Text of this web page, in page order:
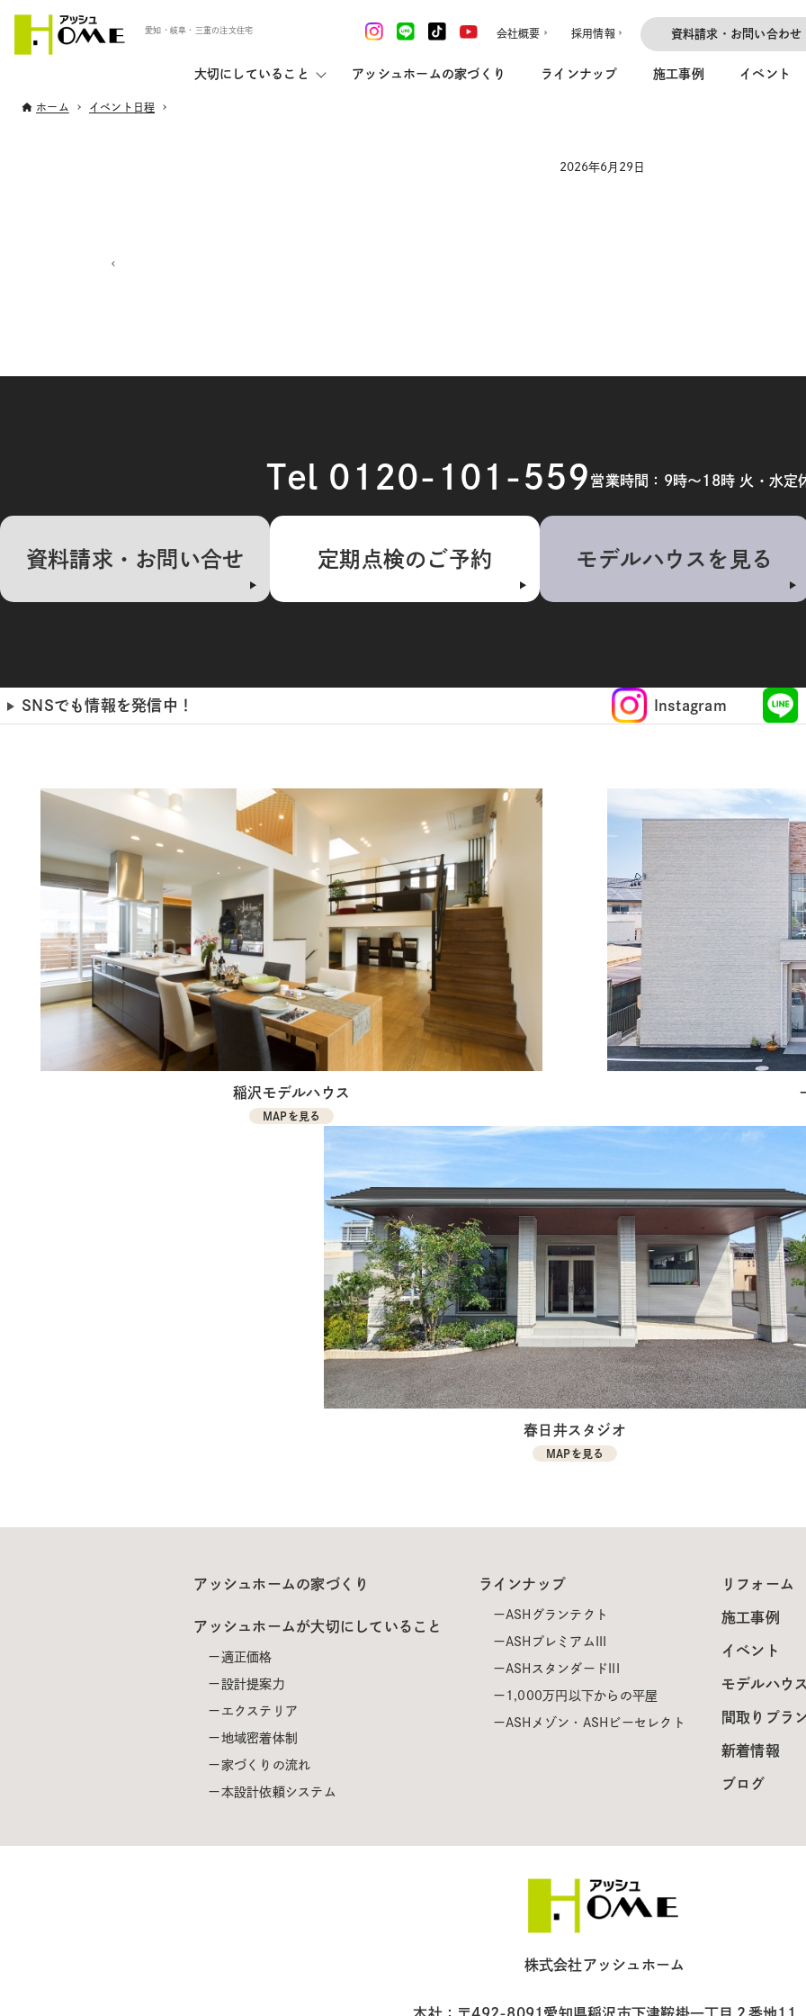
愛知・岐阜・三重の注文住宅 会社概要 採用情報 資料請求・お問い合わせ
大切にしていること アッシュホームの家づくり ラインナップ 施工事例 イベント
ホーム イベント日程
2026年6月29日
Tel 0120-101-559 営業時間：9時～18時 火・水定
資料請求・お問い合せ 定期点検のご予約 モデルハウスを見る
SNSでも情報を発信中！ Instagram
稲沢モデルハウス
MAPを見る
春日井スタジオ
MAPを見る
アッシュホームの家づくり
アッシュホームが大切にしていること
適正価格
設計提案力
エクステリア
地域密着体制
家づくりの流れ
本設計依頼システム
ラインナップ
ASHグランテクト
ASHプレミアムIII
ASHスタンダードIII
1,000万円以下からの平屋
ASHメゾン・ASHビーセレクト
リフォーム
施工事例
イベント
モデルハウ
間取りプラ
新着情報
ブログ
株式会社アッシュホーム